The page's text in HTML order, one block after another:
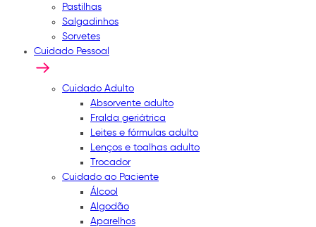
Pastilhas
Salgadinhos
Sorvetes
Cuidado Pessoal
Cuidado Adulto
Absorvente adulto
Fralda geriátrica
Leites e fórmulas adulto
Lenços e toalhas adulto
Trocador
Cuidado ao Paciente
Álcool
Algodão
Aparelhos